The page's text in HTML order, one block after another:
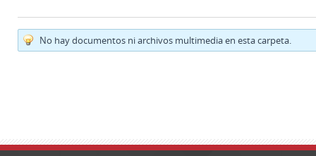
No hay documentos ni archivos multimedia en esta carpeta.